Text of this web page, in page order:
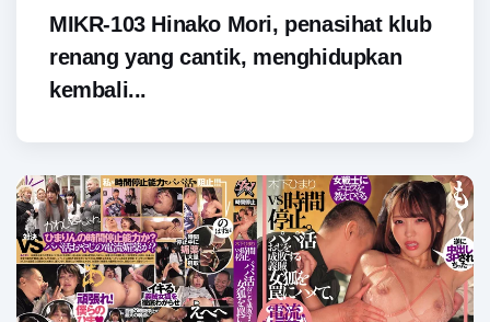
MIKR-103 Hinako Mori, penasihat klub
renang yang cantik, menghidupkan
kembali...